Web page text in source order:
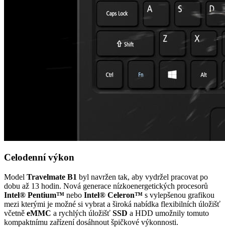
Celodenní výkon
Model Travelmate B1 byl navržen tak, aby vydržel pracovat po
dobu až 13 hodin. Nová generace nízkoenergetických procesorů
Intel® Pentium™ nebo Intel® Celeron™ s vylepšenou grafikou
mezi kterými je možné si vybrat a široká nabídka flexibilních úložišť
včetně eMMC a rychlých úložišť SSD a HDD umožnily tomuto
kompaktnímu zařízení dosáhnout špičkové výkonnosti.